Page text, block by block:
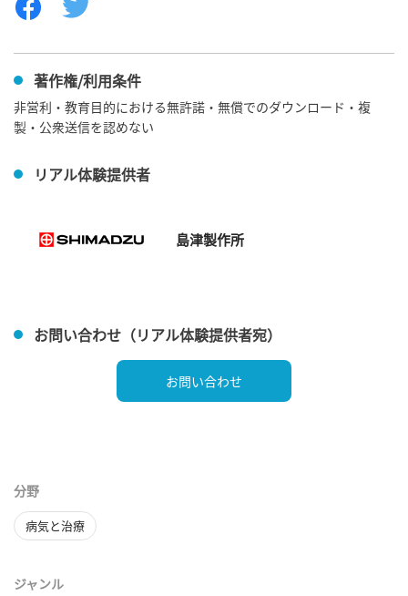
著作権/利用条件
非営利・教育目的における無許諾・無償でのダウンロード・複
製・公衆送信を認めない
リアル体験提供者
島津製作所
お問い合わせ（リアル体験提供者宛）
お問い合わせ
分野
病気と治療
ジャンル